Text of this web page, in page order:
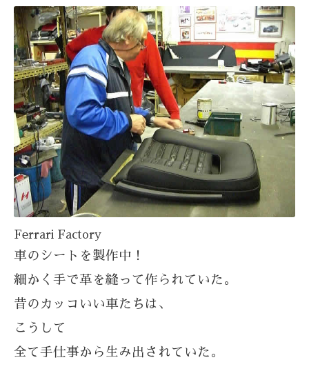
Ferrari Factory
車のシートを製作中！
細かく手で革を縫って作られていた。
昔のカッコいい車たちは、
こうして
全て手仕事から生み出されていた。